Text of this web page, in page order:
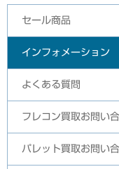
セール商品
インフォメーション
よくある質問
フレコン買取お問い
パレット買取お問い